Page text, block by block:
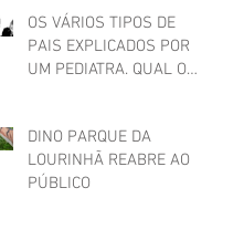
OS VÁRIOS TIPOS DE
PAIS EXPLICADOS POR
UM PEDIATRA. QUAL O
DINO PARQUE DA
LOURINHÃ REABRE AO
PÚBLICO